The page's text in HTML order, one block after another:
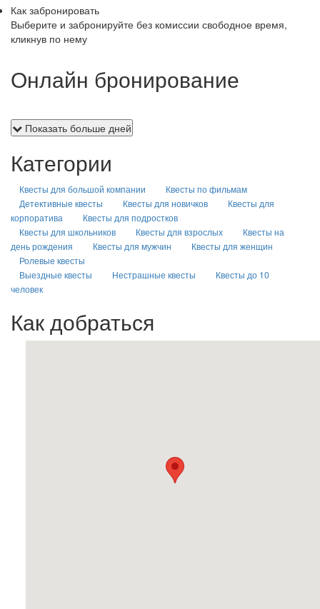
Как забронировать
Выберите и забронируйте без комиссии свободное время,
кликнув по нему
Онлайн бронирование
Показать больше дней
Категории
Квесты для большой компании
Квесты по фильмам
Детективные квесты
Квесты для новичков
Квесты для
корпоратива
Квесты для подростков
Квесты для школьников
Квесты для взрослых
Квесты на
день рождения
Квесты для мужчин
Квесты для женщин
Ролевые квесты
Выездные квесты
Нестрашные квесты
Квесты до 10
человек
Как добраться